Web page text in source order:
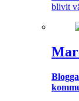
blivit